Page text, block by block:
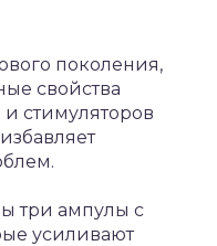
поколения,
свойства
стимуляторов
три ампулы с
усиливают